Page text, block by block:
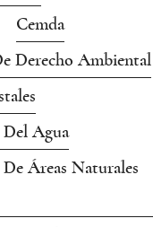
Cemda
Derecho Ambiental
Agua
Áreas Naturales